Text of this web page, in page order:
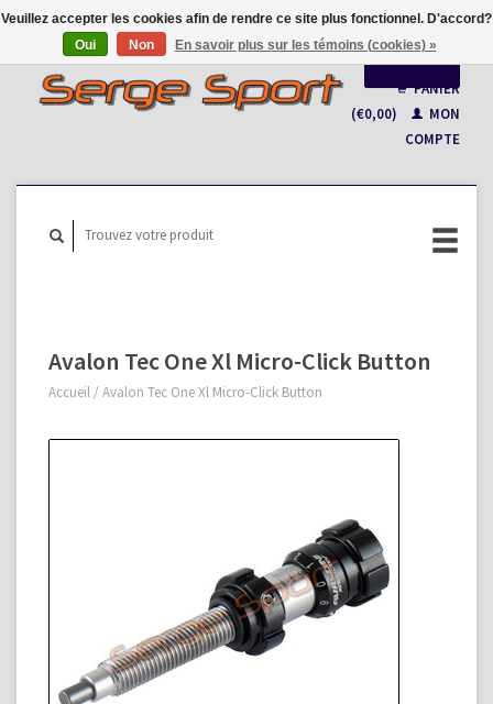
Français
Nederlands
PANIER
(€0,00)
MON
COMPTE
Avalon Tec One Xl Micro-Click Button
Accueil / Avalon Tec One Xl Micro-Click Button
Veuillez accepter les cookies afin de rendre ce site plus fonctionnel. D'accord?
Oui
Non En savoir plus sur les témoins (cookies) »